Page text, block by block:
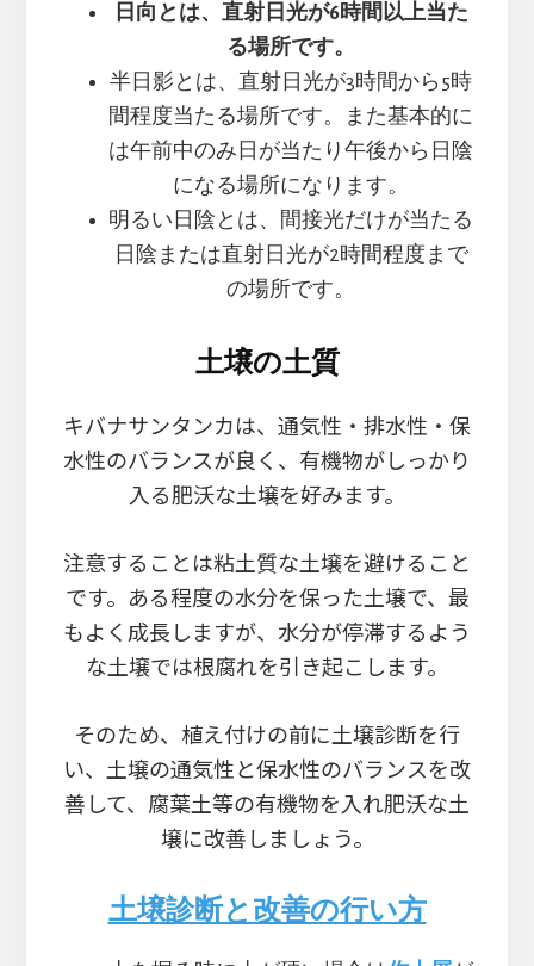
日向とは、直射日光が6時間以上当た
る場所です。
半日影とは、直射日光が3時間から5時
間程度当たる場所です。また基本的に
は午前中のみ日が当たり午後から日陰
になる場所になります。
明るい日陰とは、間接光だけが当たる
日陰または直射日光が2時間程度まで
の場所です。
土壌の土質
キバナサンタンカは、通気性・排水性・保
水性のバランスが良く、有機物がしっかり
入る肥沃な土壌を好みます。
注意することは粘土質な土壌を避けること
です。ある程度の水分を保った土壌で、最
もよく成長しますが、水分が停滞するよう
な土壌では根腐れを引き起こします。
そのため、植え付けの前に土壌診断を行
い、土壌の通気性と保水性のバランスを改
善して、腐葉土等の有機物を入れ肥沃な土
壌に改善しましょう。
土壌診断と改善の行い方